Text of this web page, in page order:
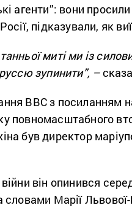
агенти”: вони
підказували, як
миті ми із
зупинити”, –ска
BBC з посиланням
повномасштабного
був директор
він опинився
словами Марії